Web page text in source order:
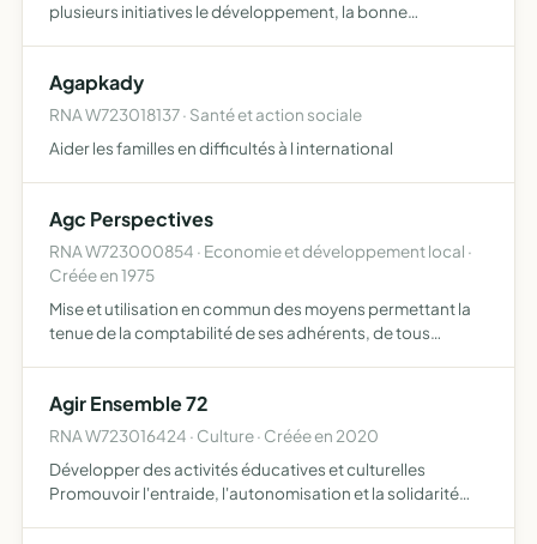
plusieurs initiatives le développement, la bonne
la dias…
Agapkady
RNA W723018137 · Santé et action sociale
Aider les familles en difficultés à l international
Agc Perspectives
RNA W723000854 · Economie et développement local ·
Créée en 1975
Mise et utilisation en commun des moyens permettant la
tenue de la comptabilité de ses adhérents, de tous
suscept…
Agir Ensemble 72
RNA W723016424 · Culture · Créée en 2020
Développer des activités éducatives et culturelles
Promouvoir l'entraide, l'autonomisation et la solidarité